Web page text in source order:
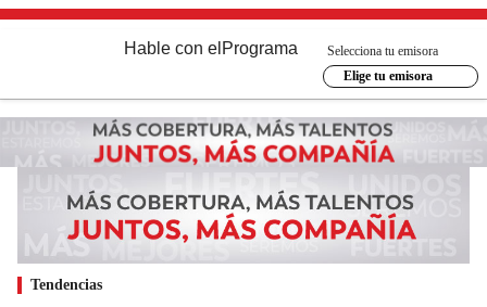
Hable con el Programa
Selecciona tu emisora
Elige tu emisora
Tendencias